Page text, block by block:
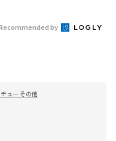
by
ュー その他